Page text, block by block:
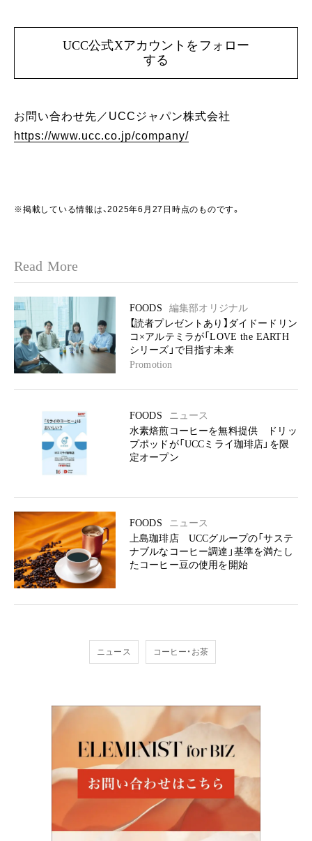
UCC公式Xアカウントをフォロー
する
お問い合わせ先／UCCジャパン株式会社
https://www.ucc.co.jp/company/
※掲載している情報は、2025年6月27日時点のものです。
Read More
FOODS
編集部オリジナル
【読者プレゼントあり】ダイドードリン
コ×アルテミラが「LOVE the EARTH
シリーズ」で目指す未来
Promotion
FOODS
ニュース
水素焙煎コーヒーを無料提供 ドリッ
プポッドが「UCCミライ珈琲店」を限
定オープン
FOODS
ニュース
上島珈琲店 UCCグループの「サステ
ナブルなコーヒー調達」基準を満たし
たコーヒー豆の使用を開始
ニュース コーヒー・お茶